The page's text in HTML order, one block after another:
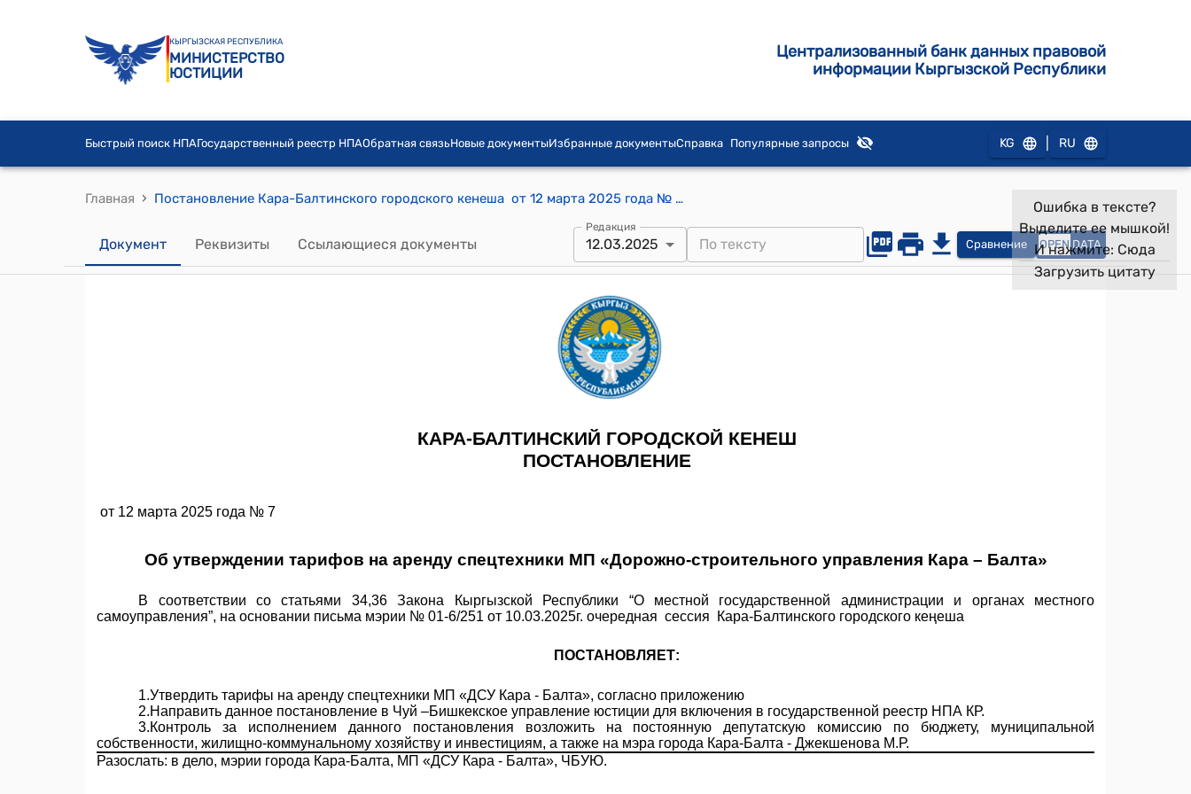
КЫРГЫЗСКАЯ РЕСПУБЛИКА
МИНИСТЕРСТВО
ЮСТИЦИИ
Централизованный банк данных правовой
информации Кыргызской Республики
Быстрый поиск НПАГосударственный реестр НПАОбратная связьНовые документыИзбранные документыСправка Популярные запросы KG RU
Главная › Постановление Кара-Балтинского городского кенеша от 12 марта 2025 года № 7 "Об утверждении тарифов на аренду спецтехники МП «Дорожно-строительного управления Кара – Балта"
Документ Реквизиты Ссылающиеся документы
Редакция
12.03.2025 Сравнение OPEN DATA
Ошибка в тексте?
Выделите ее мышкой!
И нажмите: Сюда
Загрузить цитату